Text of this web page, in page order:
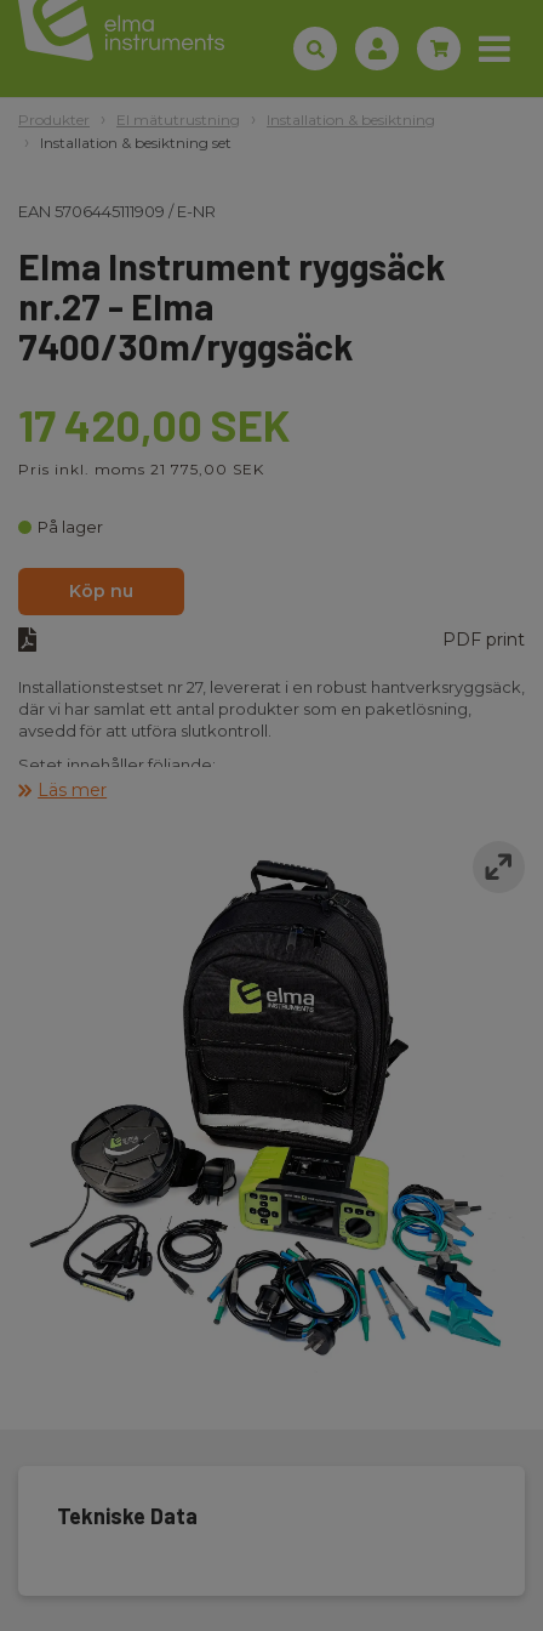
Produkter El mätutrustning
Installation & besiktning
Installation & besiktning set
EAN 5706445111909 /E-NR
Elma Instrument ryggsäck
nr.27 - Elma
7400/30m/ryggsäck
17 420,00 SEK
Pris inkl. moms 21 775,00 SEK
På lager
Köp nu
PDF print
Installationstestset nr 27, levererat i en robust hantverksryggsäck,
där vi har samlat ett antal produkter som en paketlösning,
avsedd för att utföra slutkontroll.
Setet innehåller följande:
- Elma iTest 7400
Läs mer
Tekniske Data